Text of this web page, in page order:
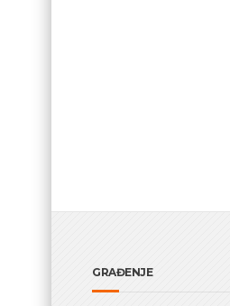
GRAĐENJE